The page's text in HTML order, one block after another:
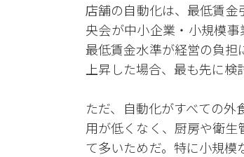
店舗の自動化は、最低賃
央会が中小企業・小規模
最低賃金水準が経営の負
上昇した場合、最も先に検
ただ、自動化がすべての
用が低くなく、厨房や衛
て多いためだ。特に小規